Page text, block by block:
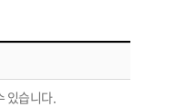
있습니다.